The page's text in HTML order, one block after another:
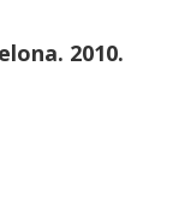
2010.